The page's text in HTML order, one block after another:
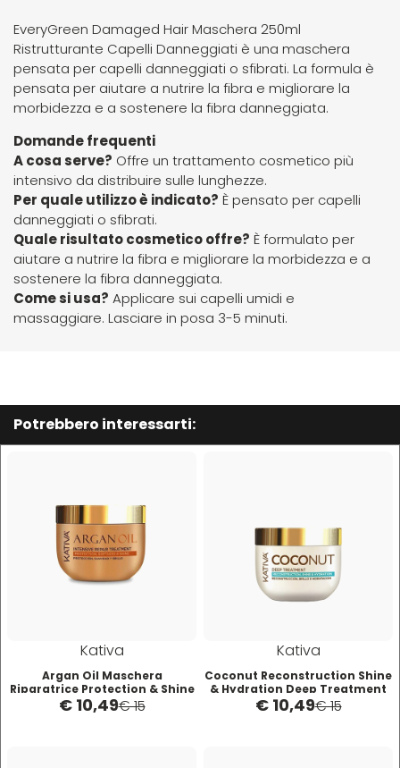
SCHWARZKOPF
Selective
Sibel
Structura
Suavecito
Susan Darnell
Tahe
TANGLE TEEZER
Tecna
Tecnofilati
TecnoTurbo
Termix
Toppik
vanta
EveryGreen Damaged Hair Maschera 250ml
Ristrutturante Capelli Danneggiati è una maschera
pensata per capelli danneggiati o sfibrati. La formula è
pensata per aiutare a nutrire la fibra e migliorare la
morbidezza e a sostenere la fibra danneggiata.
Domande frequenti
A cosa serve? Offre un trattamento cosmetico più
intensivo da distribuire sulle lunghezze.
Per quale utilizzo è indicato? È pensato per capelli
danneggiati o sfibrati.
Quale risultato cosmetico offre? È formulato per
aiutare a nutrire la fibra e migliorare la morbidezza e a
sostenere la fibra danneggiata.
Come si usa? Applicare sui capelli umidi e
massaggiare. Lasciare in posa 3-5 minuti.
Potrebbero interessarti:
Kativa
Argan Oil Maschera
Riparatrice Protection & Shine
250ml
€ 10,49€ 15
Kativa
Coconut Reconstruction Shine
& Hydration Deep Treatment
Maschera 250ml
€ 10,49€ 15